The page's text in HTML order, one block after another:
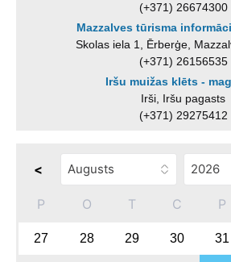
(+371) 26674300
Mazzalves tūrisma
Skolas iela 1, Ērberģe,
(+371) 26156535
Iršu muižas klēts -
Irši, Iršu pagasts
(+371) 29275412
<
P O T C P
27 28 29 30 31